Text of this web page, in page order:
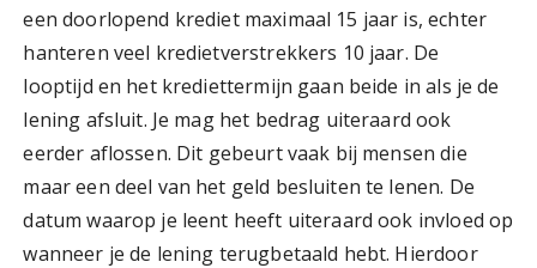
een doorlopend krediet maximaal 15 jaar is, echter
hanteren veel kredietverstrekkers 10 jaar. De
looptijd en het krediettermijn gaan beide in als je de
lening afsluit. Je mag het bedrag uiteraard ook
eerder aflossen. Dit gebeurt vaak bij mensen die
maar een deel van het geld besluiten te lenen. De
datum waarop je leent heeft uiteraard ook invloed op
wanneer je de lening terugbetaald hebt. Hierdoor